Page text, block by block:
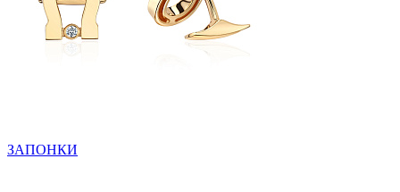
ЗАПОНКИ